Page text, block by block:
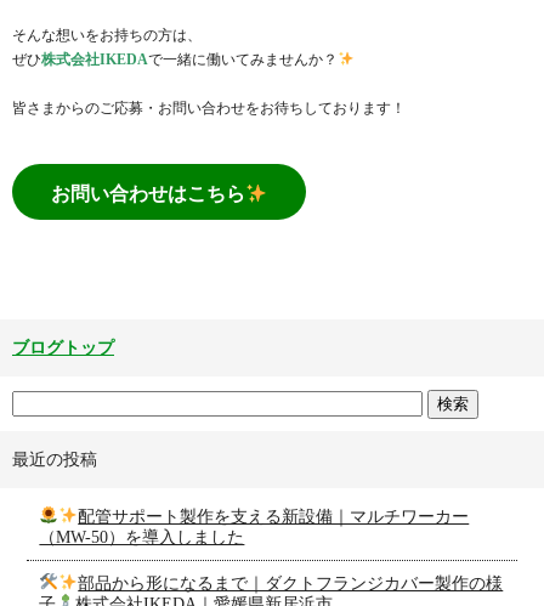
そんな想いをお持ちの方は、
ぜひ株式会社IKEDAで一緒に働いてみませんか？
皆さまからのご応募・お問い合わせをお待ちしております！
お問い合わせはこちら
ブログトップ
最近の投稿
配管サポート製作を支える新設備｜マルチワーカー
（MW-50）を導入しました
部品から形になるまで｜ダクトフランジカバー製作の様